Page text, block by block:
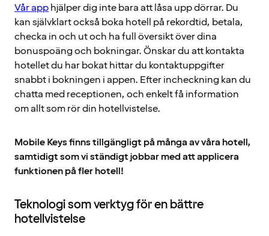
Vår apphjälper dig inte bara att låsa upp dörrar. Du
kan självklart också boka hotell på rekordtid, betala,
checka in och ut och ha full översikt över dina
bonuspoäng och bokningar. Önskar du att kontakta
hotellet du har bokat hittar du kontaktuppgifter
snabbt i bokningen i appen. Efter incheckning kan du
chatta med receptionen, och enkelt få information
om allt som rör din hotellvistelse.
Mobile Keys finns tillgängligt på många av våra hotell,
samtidigt som vi ständigt jobbar med att applicera
funktionen på fler hotell!
Teknologi som verktyg för en bättre
hotellvistelse